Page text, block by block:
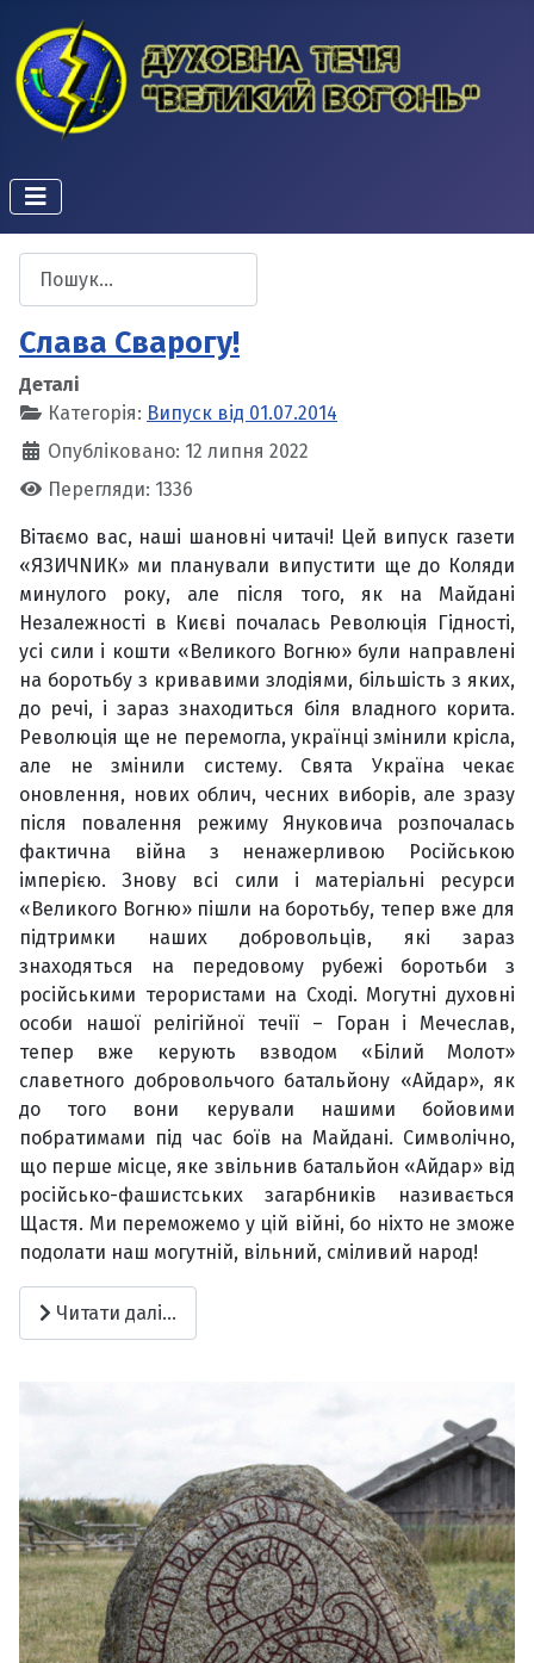
Слава Сварогу!
Деталі
Категорія: Випуск від 01.07.2014
Опубліковано: 12 липня 2022
Перегляди: 1336
Вітаємо вас, наші шановні читачі! Цей випуск газети
«ЯЗИЧNИК» ми планували випустити ще до Коляди
минулого року, але після того, як на Майдані
Незалежності в Києві почалась Революція Гідності,
усі сили і кошти «Великого Вогню» були направлені
на боротьбу з кривавими злодіями, більшість з яких,
до речі, і зараз знаходиться біля владного корита.
Революція ще не перемогла, українці змінили крісла,
але не змінили систему. Свята Україна чекає
оновлення, нових облич, чесних виборів, але зразу
після повалення режиму Януковича розпочалась
фактична війна з ненажерливою Російською
імперією. Знову всі сили і матеріальні ресурси
«Великого Вогню» пішли на боротьбу, тепер вже для
підтримки наших добровольців, які зараз
знаходяться на передовому рубежі боротьби з
російськими терористами на Сході. Могутні духовні
особи нашої релігійної течії – Горан і Мечеслав,
тепер вже керують взводом «Білий Молот»
славетного добровольчого батальйону «Айдар», як
до того вони керували нашими бойовими
побратимами під час боїв на Майдані. Символічно,
що перше місце, яке звільнив батальйон «Айдар» від
російсько-фашистських загарбників називається
Щастя. Ми переможемо у цій війні, бо ніхто не зможе
подолати наш могутній, вільний, сміливий народ!
Читати далі...